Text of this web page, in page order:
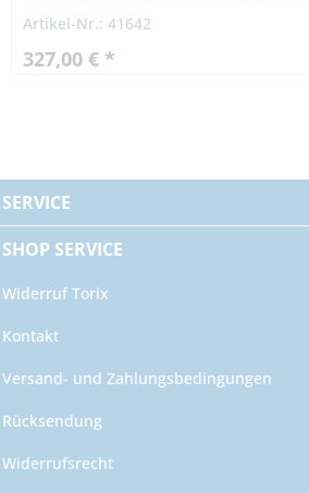
Grundplatine mit...
Artikel-Nr.: 41642
327,00 € *
SERVICE
SHOP SERVICE
Widerruf Torix
Kontakt
Versand- und Zahlungsbedingungen
Rücksendung
Widerrufsrecht